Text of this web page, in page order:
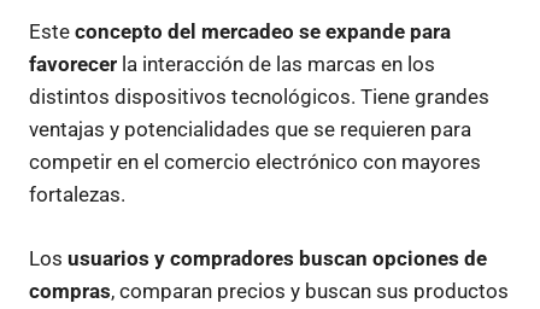
Este concepto del mercadeo se expande para
favorecer la interacción de las marcas en los
distintos dispositivos tecnológicos. Tiene grandes
ventajas y potencialidades que se requieren para
competir en el comercio electrónico con mayores
fortalezas.
Los usuarios y compradores buscan opciones de
compras, comparan precios y buscan sus productos